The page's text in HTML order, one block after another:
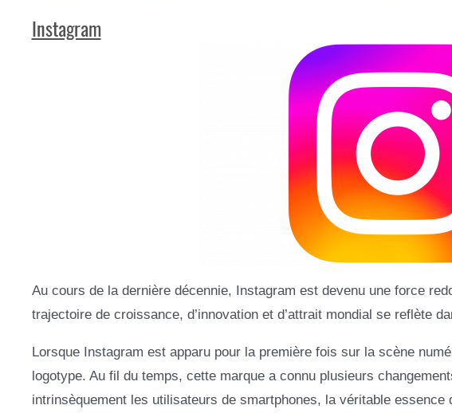
Instagram
Au cours de la dernière décennie, Instagram est devenu une force
trajectoire de croissance, d’innovation et d’attrait mondial se reflète
Lorsque Instagram est apparu pour la première fois sur la scène
logotype. Au fil du temps, cette marque a connu plusieurs
intrinsèquement les utilisateurs de smartphones, la véritable essence